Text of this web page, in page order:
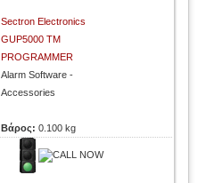
Sectron Electronics
GUP5000 TM
PROGRAMMER
Alarm Software -
Accessories
Βάρος:0.100 kg